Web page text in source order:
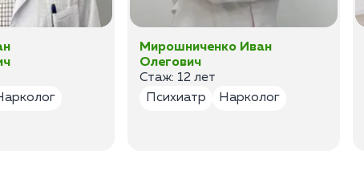
Мирошниченко Иван
Олегович
Стаж: 12 лет
Психиатр
Нарколог